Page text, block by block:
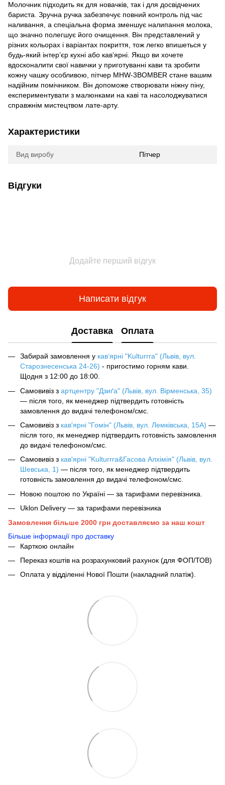
Молочник підходить як для новачків, так і для досвідчених
бариста. Зручна ручка забезпечує повний контроль під час
наливання, а спеціальна форма зменшує налипання молока,
що значно полегшує його очищення. Він представлений у
різних кольорах і варіантах покриття, тож легко впишеться у
будь-який інтер’єр кухні або кав’ярні. Якщо ви хочете
вдосконалити свої навички у приготуванні кави та зробити
кожну чашку особливою, пітчер MHW-3BOMBER стане вашим
надійним помічником. Він допоможе створювати ніжну піну,
експериментувати з малюнками на каві та насолоджуватися
справжнім мистецтвом лате-арту.
Характеристики
Вид виробу Пітчер
Відгуки
Додайте перший відгук
Написати відгук
Доставка Оплата
Забирай замовлення у кав‘ярні "Kulturrra" (Львів, вул.
Старознесенська 24-26) - пригостимо горням кави.
Щодня з 12:00 до 18:00.
Самовивіз з артцентру "Дзиґа" (Львів, вул. Вірменська, 35)
— після того, як менеджер підтвердить готовність
замовлення до видачі телефоном/смс.
Самовивіз з кав'ярні "Гомін" (Львів, вул. Лемківська, 15А) —
після того, як менеджер підтвердить готовність замовлення
до видачі телефоном/смс.
Самовивіз з кав'ярні "Kulturrra&Гасова Алхімія" (Львів, вул.
Шевська, 1) — після того, як менеджер підтвердить
готовність замовлення до видачі телефоном/смс.
Новою поштою по Україні — за тарифами перевізника.
Uklon Delivery — за тарифами перевізника
Замовлення більше 2000 грн доставляємо за наш кошт
Більше інформації про доставку
Карткою онлайн
Переказ коштів на розрахунковий рахунок (для ФОП/ТОВ)
Оплата у відділенні Нової Пошти (накладний платіж).